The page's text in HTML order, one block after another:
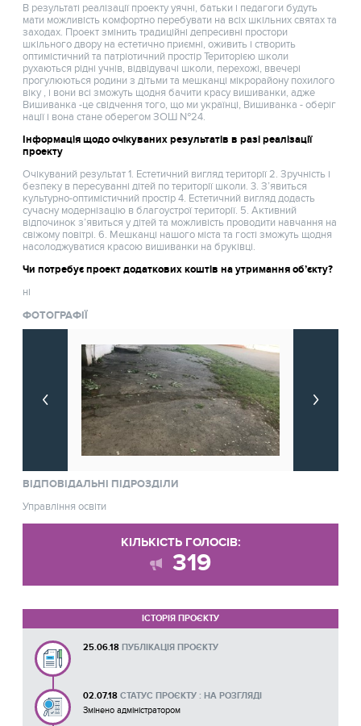
В результаті реалізації проекту уячні, батьки і педагоги будуть
мати можливість комфортно перебувати на всіх шкільних святах та
заходах. Проект змінить традиційні депресивні простори
шкільного двору на естетично приємні, оживить і створить
оптимістичний та патріотичний простір Територією школи
рухаються рідні учнів, відвідувачі школи, перехожі, ввечері
прогулюються родини з дітьми та мешканці мікрорайону похилого
віку , і вони всі зможуть щодня бачити красу вишиванки, адже
Вишиванка -це свідчення того, що ми українці, Вишиванка - оберіг
нації і вона стане оберегом ЗОШ №24.
Інформація щодо очікуваних результатів в разі реалізації
проекту
Очікуваний результат 1. Естетичний вигляд території 2. Зручність і
безпеку в пересуванні дітей по території школи. 3. З’явиться
культурно-оптимістичний простір 4. Естетичний вигляд додасть
сучасну модернізацію в благоустрої території. 5. Активний
відпочинок з’явиться у дітей та можливість проводити навчання на
свіжому повітрі. 6. Мешканці нашого міста та гості зможуть щодня
насолоджуватися красою вишиванки на бруківці.
Чи потребує проект додаткових коштів на утримання об’єкту?
ні
ФОТОГРАФІЇ
ВІДПОВІДАЛЬНІ ПІДРОЗДІЛИ
Управління освіти
КІЛЬКІСТЬ ГОЛОСІВ:
319
ІСТОРІЯ ПРОЄКТУ
25.06.18 ПУБЛІКАЦІЯ ПРОЄКТУ
02.07.18 СТАТУС ПРОЄКТУ : НА РОЗГЛЯДІ
Змінено адміністратором